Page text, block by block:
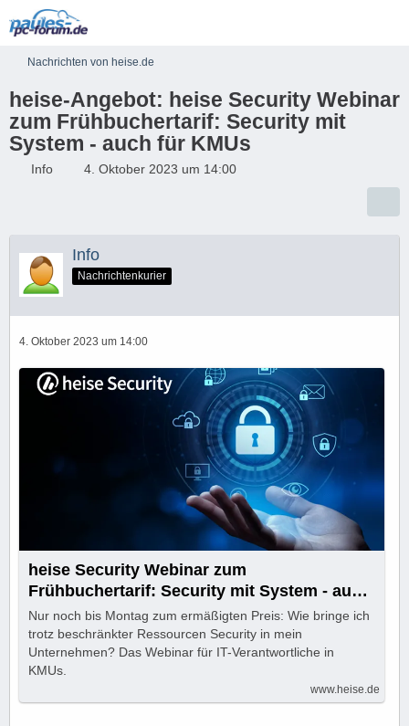
Nachrichten von heise.de
heise-Angebot: heise Security Webinar
zum Frühbuchertarif: Security mit
System - auch für KMUs
Info 4. Oktober 2023 um 14:00
Info
Nachrichtenkurier
4. Oktober 2023 um 14:00
heise Security Webinar zum
Frühbuchertarif: Security mit System - auch
für KMUs
Nur noch bis Montag zum ermäßigten Preis: Wie bringe ich
trotz beschränkter Ressourcen Security in mein
Unternehmen? Das Webinar für IT-Verantwortliche in
KMUs.
www.heise.de